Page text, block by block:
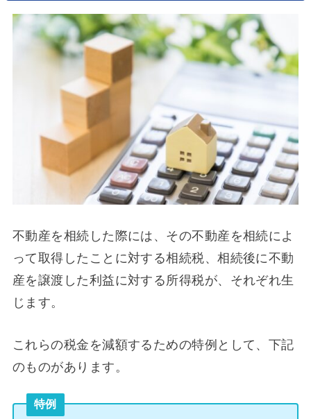
不動産を相続した際には、その不動産を相続によ
って取得したことに対する相続税、相続後に不動
産を譲渡した利益に対する所得税が、それぞれ生
じます。
これらの税金を減額するための特例として、下記
のものがあります。
特例